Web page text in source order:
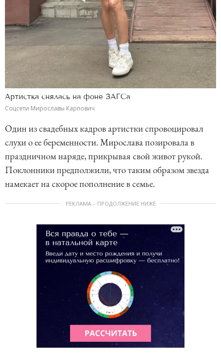
Артистка снялась на фоне ЗАГСа
Соцсети Мирославы Карпович
Один из свадебных кадров артистки спровоцировал
слухи о ее беременности. Мирослава позировала в
праздничном наряде, прикрывая свой живот рукой.
Поклонники предполжили, что таким образом звезда
намекает на скорое пополнение в семье.
РЕКЛАМА – ПРОДОЛЖЕНИЕ НИЖЕ